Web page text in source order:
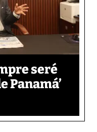
seré
Panamá’